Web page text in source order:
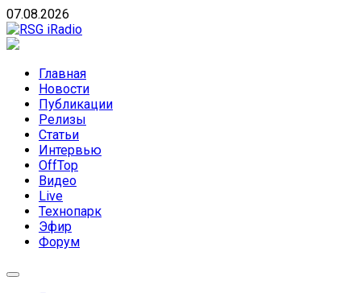
Skip
to
content
07.08.2026
направлений без возрастных ограничений
Главная
Новости
Публикации
Релизы
Статьи
Интервью
OffTop
Видео
Live
Технопарк
Эфир
Форум